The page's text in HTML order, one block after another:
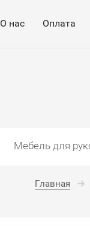
О нас Оплата
Мебель для
Главная